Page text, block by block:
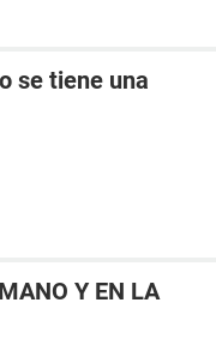
se tiene una
Y EN LA